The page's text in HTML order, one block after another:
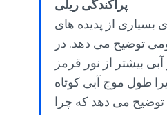
پراکندگی ریلی
بسیاری از پدیده های
توضیح می دهد. در
بیشتر از نور قرمز
طول موج آبی کوتاه
می دهد که چرا